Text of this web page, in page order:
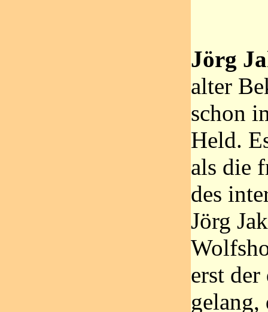
Jörg
alter
schon
Held.
als die
des
Jörg
erst der
gelang,